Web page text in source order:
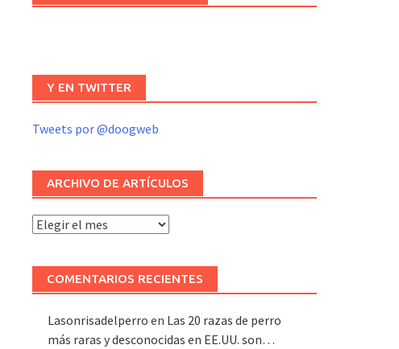
Y EN TWITTER
Tweets por @doogweb
ARCHIVO DE ARTÍCULOS
Archivo
artículos
COMENTARIOS RECIENTES
Lasonrisadelperro en Las 20 razas de perro
más raras y desconocidas en EE.UU. son…